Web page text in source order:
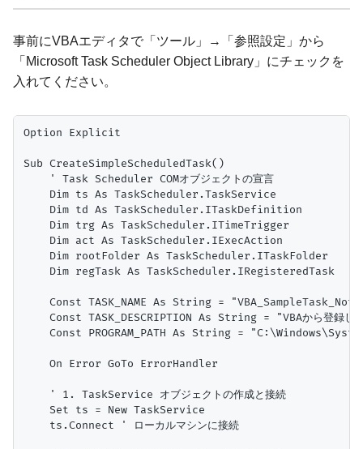
事前にVBAエディタで「ツール」→「参照設定」から
「Microsoft Task Scheduler Object Library」にチェックを
入れてください。
Option Explicit
Sub CreateSimpleScheduledTask()
    ' Task Scheduler COMオブジェクトの宣言
    Dim ts As TaskScheduler.TaskService
    Dim td As TaskScheduler.ITaskDefinition
    Dim trg As TaskScheduler.ITimeTrigger
    Dim act As TaskScheduler.IExecAction
    Dim rootFolder As TaskScheduler.ITaskFolder
    Dim regTask As TaskScheduler.IRegisteredTask
Const TASK_NAME As String =
Const TASK_DESCRIPTION As String = "VBAから登録した
Const PROGRAM_PATH As String =
    On Error GoTo ErrorHandler
    ' 1. TaskService オブジェクトの作成と接続
    Set ts = New TaskService
    ts.Connect ' ローカルマシンに接続